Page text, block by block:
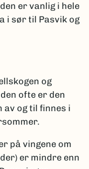
er vanlig i hele
i sør til Pasvik og
og
ofte er den
av og til finnes i
på vingene om
er mindre enn